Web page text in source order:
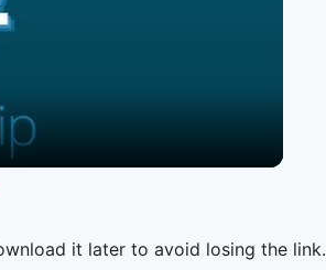
it later to avoid losing the link.